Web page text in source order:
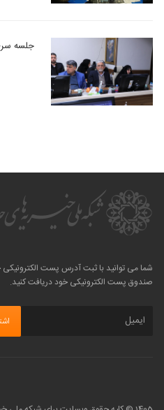
جلسه
شما می توانید با ثبت آدرس پست الکترونیکی
صندوق پست الکترونیکی خود دریافت کنید.